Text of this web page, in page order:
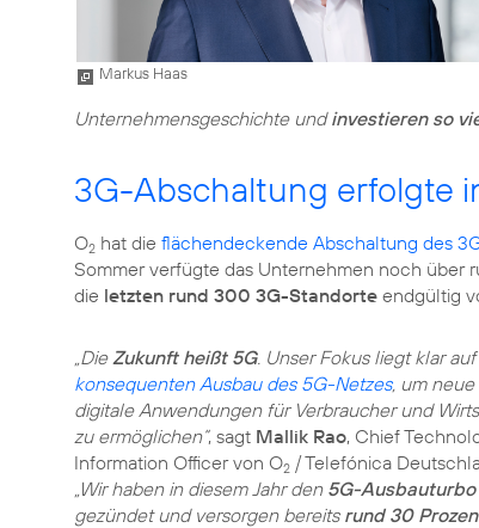
Markus Haas
Unternehmensgeschichte undinvestieren so
3G-Abschaltung erfolgte
O2 hat die flächendeckende Abschaltung des
Sommer verfügte das Unternehmen noch über
die letzten rund 300 3G-Standorte endgültig
„DieZukunft heißt 5G. Unser Fokus liegt klar
konsequenten Ausbau des 5G-Netzes, um neue
digitale Anwendungen für Verbraucher und
zu ermöglichen“, sagt Mallik Rao, Chief
Information Officer von O2 / Telefónica
„Wir haben in diesem Jahr den 5G-Ausbauturbo
gezündet und versorgen bereits rund 30